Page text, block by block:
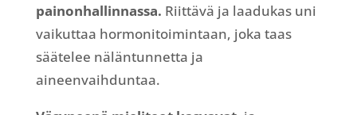
painonhallinnassa. Riittävä ja laadukas uni
vaikuttaa hormonitoimintaan, joka taas
säätelee näläntunnetta ja
aineenvaihduntaa.